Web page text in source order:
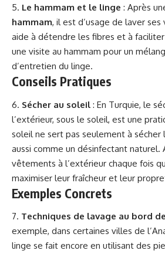
5. Le hammam et le linge : Après
hammam, il est d’usage de laver
aide à détendre les fibres et à
une visite au hammam pour un
d’entretien du linge.
Conseils Pratiques
6. Sécher au soleil : En Turquie, le
l’extérieur, sous le soleil, est une
soleil ne sert pas seulement à sécher
aussi comme un désinfectant naturel.
vêtements à l’extérieur chaque fois
maximiser leur fraîcheur et leur
Exemples Concrets
7. Techniques de lavage au bord
exemple, dans certaines villes de
linge se fait encore en utilisant des